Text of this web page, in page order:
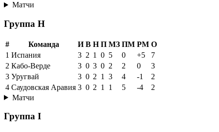
Матчи
Группа H
# Команда И В Н П МЗ ПМ РМ О
1 Испания 3 2 1 0 5 0 +5
7
2 Кабо-Верде 3 0 3 0 2 2 0
3
3 Уругвай 3 0 2 1 3 4 -1
2
4 Саудовская Аравия 3 0 2 1 1 5 -4
2
Матчи
Группа I